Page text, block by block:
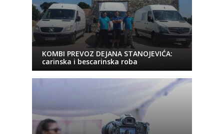
KOMBI PREVOZ DEJANA STANOJEVIĆA:
carinska i bescarinska roba